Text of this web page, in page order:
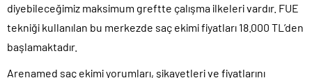
diyebileceğimiz maksimum greftte çalışma ilkeleri vardır. FUE
tekniği kullanılan bu merkezde saç ekimi fiyatları 18.000 TL’den
başlamaktadır.
Arenamed saç ekimi yorumları, şikayetleri ve fiyatlarını